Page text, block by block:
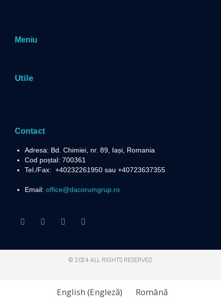
Meniu
Utile
Contact
Adresa: Bd. Chimiei, nr. 89, Iași, Romania
Cod poștal: 700361
Tel./Fax: +40232261950 sau +40723637355
Email: office@dacorumgrup.ro
© 2024 ALL RIGHTS RESERVED​
English (Engleză) Română